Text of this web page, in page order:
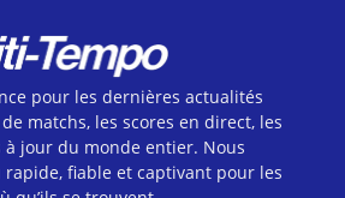
pour les dernières actualités
matchs, les scores en direct, les
jour du monde entier. Nous
fiable et captivant pour les